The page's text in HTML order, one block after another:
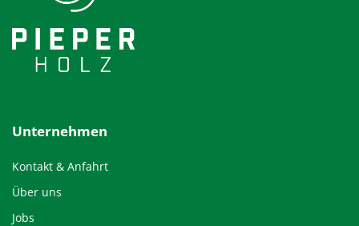
Unternehmen
Kontakt & Anfahrt
Über uns
Jobs